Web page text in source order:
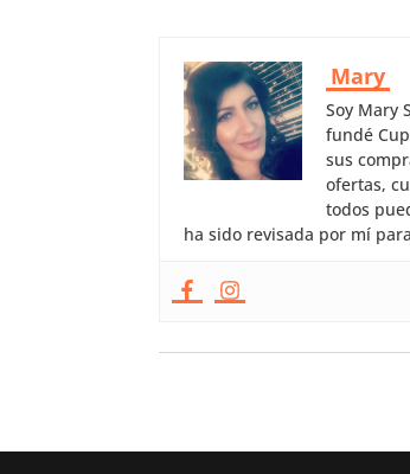
Mary
Soy Mary
fundé
sus
ofertas,
todos
ha sido revisada por mí